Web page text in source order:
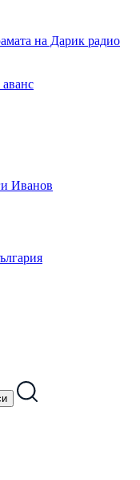
на Дарик радио
Иванов